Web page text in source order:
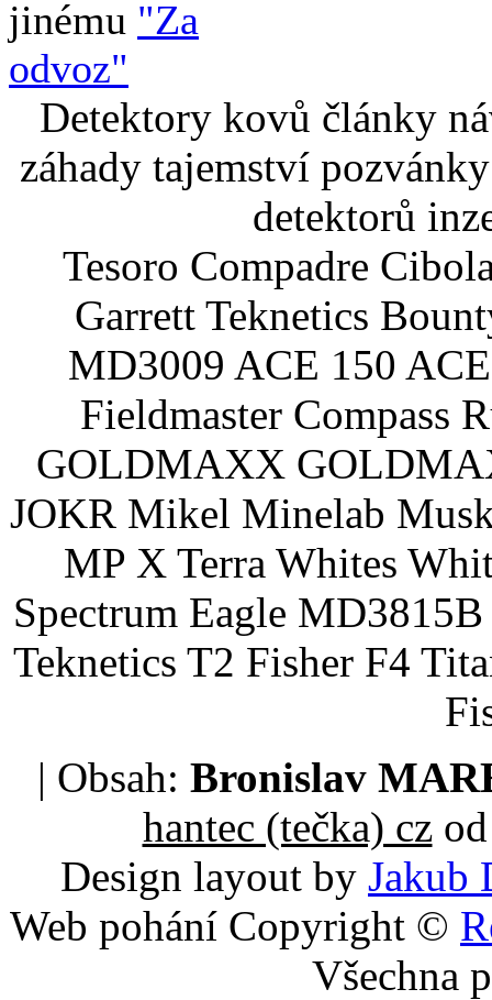
jinému "Za
odvoz"
Detektory kovů články
záhady tajemství
detektorů
Tesoro Compadre
Garrett Teknetics
MD3009 ACE 150
Fieldmaster Compass
GOLDMAXX
JOKR Mikel Minelab
MP X Terra Whites
Spectrum Eagle
Teknetics T2 Fisher F4
| Obsah: Bronislav
hantec (tečka) czod
Design layout by Jakub
Web pohání Copyright ©
Všechna